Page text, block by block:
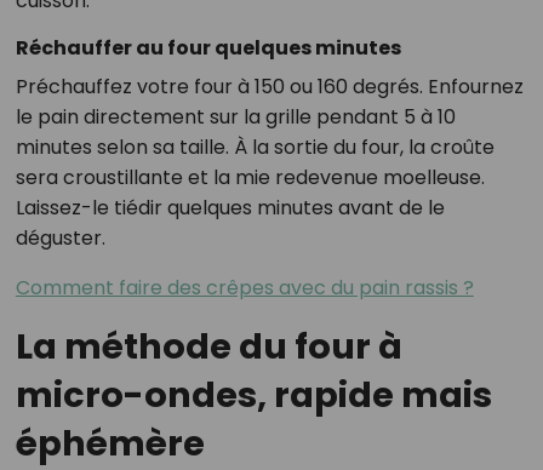
Réchauffer au four quelques minutes
Préchauffez votre four à 150 ou 160 degrés. Enfournez
le pain directement sur la grille pendant 5 à 10
minutes selon sa taille. À la sortie du four, la croûte
sera croustillante et la mie redevenue moelleuse.
Laissez-le tiédir quelques minutes avant de le
déguster.
Comment faire des crêpes avec du pain rassis ?
La méthode du four à
micro-ondes, rapide mais
éphémère